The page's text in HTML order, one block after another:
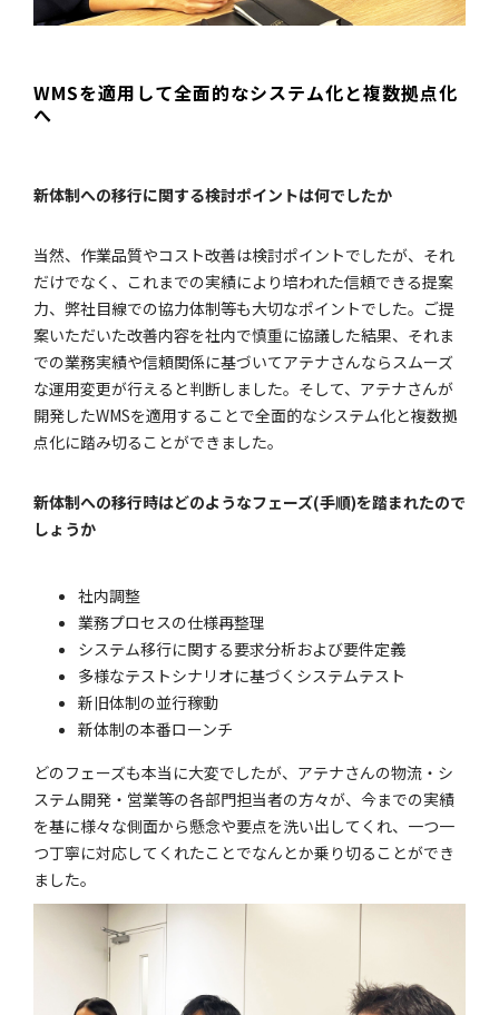
WMSを適用して全面的なシステム化と複数拠点化
へ
新体制への移行に関する検討ポイントは何でしたか
当然、作業品質やコスト改善は検討ポイントでしたが、それ
だけでなく、これまでの実績により培われた信頼できる提案
力、弊社目線での協力体制等も大切なポイントでした。ご提
案いただいた改善内容を社内で慎重に協議した結果、それま
での業務実績や信頼関係に基づいてアテナさんならスムーズ
な運用変更が行えると判断しました。そして、アテナさんが
開発したWMSを適用することで全面的なシステム化と複数拠
点化に踏み切ることができました。
新体制への移行時はどのようなフェーズ(手順)を踏まれたので
しょうか
社内調整
業務プロセスの仕様再整理
システム移行に関する要求分析および要件定義
多様なテストシナリオに基づくシステムテスト
新旧体制の並行稼動
新体制の本番ローンチ
どのフェーズも本当に大変でしたが、アテナさんの物流・シ
ステム開発・営業等の各部門担当者の方々が、今までの実績
を基に様々な側面から懸念や要点を洗い出してくれ、一つ一
つ丁寧に対応してくれたことでなんとか乗り切ることができ
ました。